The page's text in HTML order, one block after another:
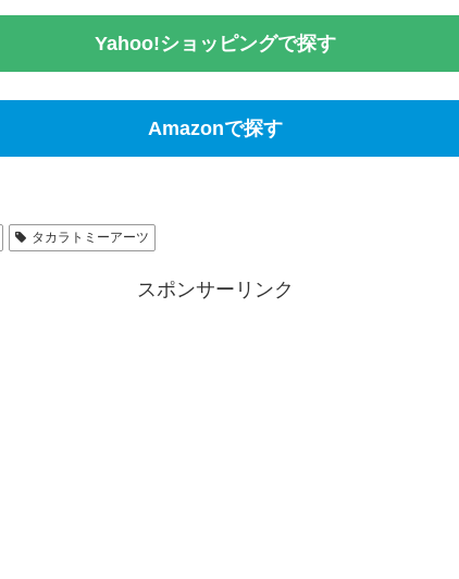
Yahoo!ショッピングで探す
Amazonで探す
タカラトミーアーツ
スポンサーリンク